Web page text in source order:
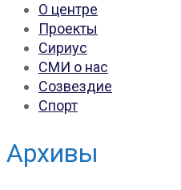
О центре
Проекты
Сириус
СМИ о нас
Созвездие
Спорт
Архивы